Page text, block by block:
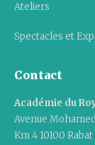
Ateliers
Spectacles et
Contact
Académie du
Avenue
Km 4 10100